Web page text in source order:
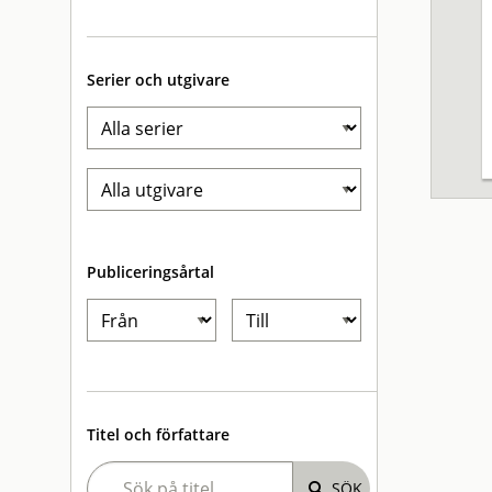
Serier och utgivare
Publiceringsårtal
Titel och författare